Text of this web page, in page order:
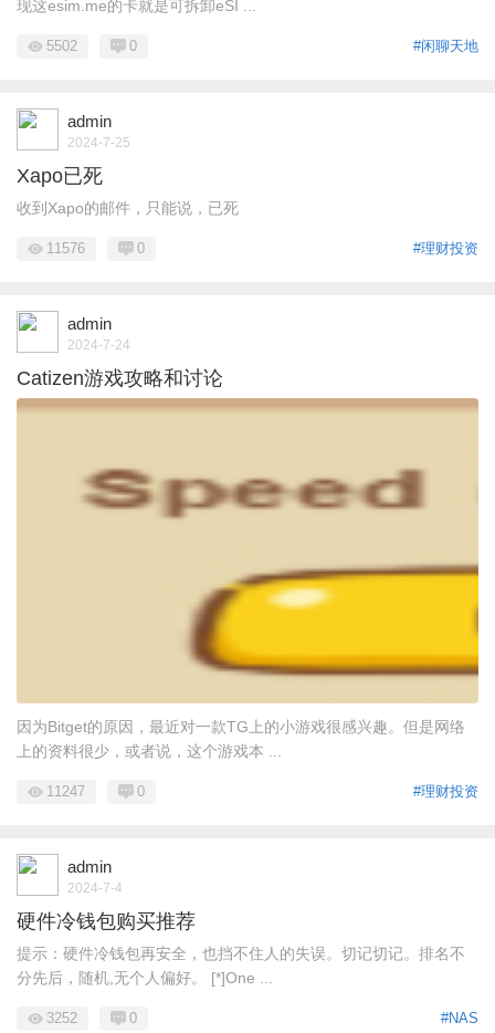
现这esim.me的卡就是可拆卸eSI ...
#闲聊天地
5502 0
admin
2024-7-25
Xapo已死
收到Xapo的邮件，只能说，已死
#理财投资
11576 0
admin
2024-7-24
Catizen游戏攻略和讨论
因为Bitget的原因，最近对一款TG上的小游戏很感兴趣。但是网络
上的资料很少，或者说，这个游戏本 ...
#理财投资
11247 0
admin
2024-7-4
硬件冷钱包购买推荐
提示：硬件冷钱包再安全，也挡不住人的失误。切记切记。排名不
分先后，随机,无个人偏好。 [*]One ...
#NAS
3252 0